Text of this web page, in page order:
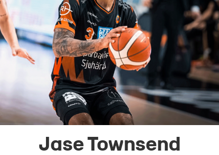
Jase Townsend